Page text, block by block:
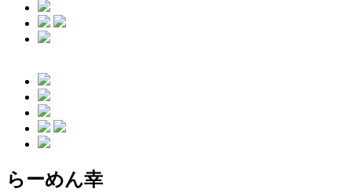
らーめん幸